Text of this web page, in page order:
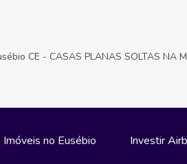
CE - CASAS PLANAS SOLTAS NA
Imóveis no Eusébio Investir